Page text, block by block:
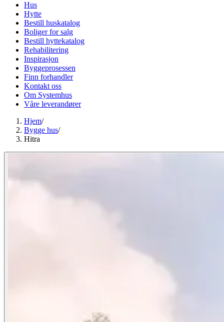
Hus
Hytte
Bestill huskatalog
Boliger for salg
Bestill hyttekatalog
Rehabilitering
Inspirasjon
Byggeprosessen
Finn forhandler
Kontakt oss
Om Systemhus
Våre leverandører
Hjem/
Bygge hus/
Hitra